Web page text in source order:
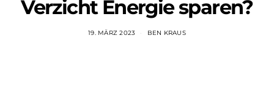
Verzicht Energie sparen?
19. MÄRZ 2023 BEN KRAUS